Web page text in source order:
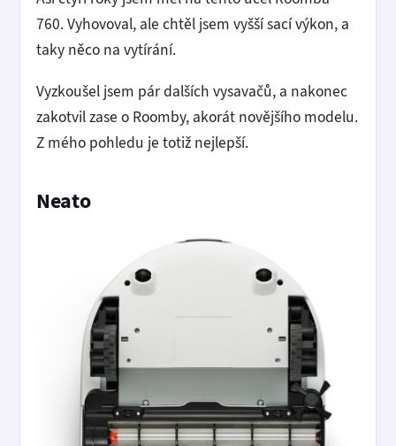
760. Vyhovoval, ale chtěl jsem vyšší sací výkon, a
taky něco na vytírání.
Vyzkoušel jsem pár dalších vysavačů, a nakonec
zakotvil zase o Roomby, akorát novějšího modelu.
Z mého pohledu je totiž nejlepší.
Neato